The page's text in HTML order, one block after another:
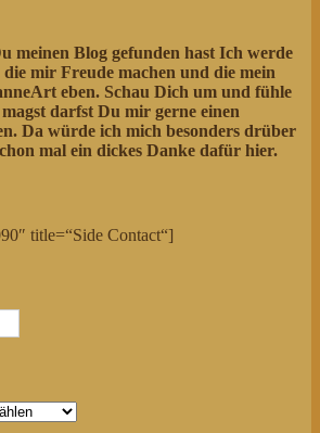
meinen Blog gefunden hast Ich werde
mir Freude machen und die mein
eben. Schau Dich um und fühle
darfst Du mir gerne einen
Da würde ich mich besonders drüber
mal ein dickes Danke dafür hier.
title=“Side Contact“]